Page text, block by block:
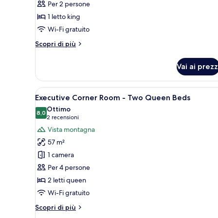
-
Canyon
View
King
Per 2 persone
1 letto king
Wi-Fi gratuito
Scopri di più
Altri
Room
Canyon
View
King
Vai ai
Apri
tutte
le
foto
per
Executive
Corner
Room
-
Two
Queen
Una moderna camera
6
Executive Corner Room - Two Queen Beds
8,08,0 su 10
Ottimo
2 recensioni
(2
recensioni)
Vista montagna
57 m²
1 camera
Per 4 persone
2 letti queen
Wi-Fi gratuito
Scopri di più
Altri